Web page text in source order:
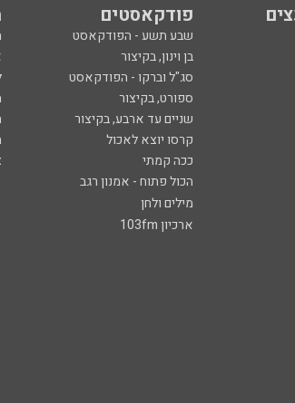
פודקאסטים
שבע תשע - הפודקאסט
בן וינון, בקיצור
סג"ל וברקו - הפודקאסט
ספורט, בקיצור
שניים עד ארבע, בקיצור
קרסו יוצא לאכול
ככה קמתי
הכול פתוח - אמנון רגב
מילים ולחן
ארכיון 103fm